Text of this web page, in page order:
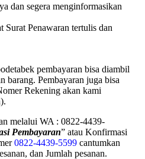
dan segera menginformasikan
Surat Penawaran tertulis dan
pembayaran bisa diambil
barang. Pembayaran juga bisa
Rekening akan kami
melalui WA : 0822-4439-
Pembayaran” atau Konfirmasi
0822-4439-5599 cantumkan
dan Jumlah pesanan.